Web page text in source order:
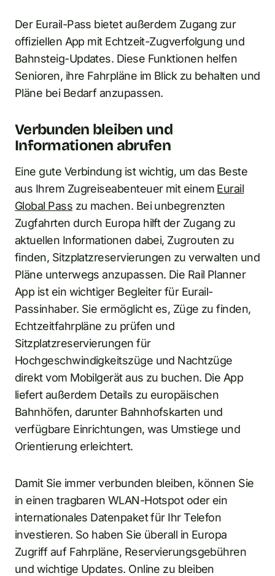
Der Eurail-Pass bietet außerdem Zugang zur
offiziellen App mit Echtzeit-Zugverfolgung und
Bahnsteig-Updates. Diese Funktionen helfen
Senioren, ihre Fahrpläne im Blick zu behalten und
Pläne bei Bedarf anzupassen.
Verbunden bleiben und
Informationen abrufen
Eine gute Verbindung ist wichtig, um das Beste
aus Ihrem Zugreiseabenteuer mit einem Eurail
Global Pass zu machen. Bei unbegrenzten
Zugfahrten durch Europa hilft der Zugang zu
aktuellen Informationen dabei, Zugrouten zu
finden, Sitzplatzreservierungen zu verwalten und
Pläne unterwegs anzupassen. Die Rail Planner
App ist ein wichtiger Begleiter für Eurail-
Passinhaber. Sie ermöglicht es, Züge zu finden,
Echtzeitfahrpläne zu prüfen und
Sitzplatzreservierungen für
Hochgeschwindigkeitszüge und Nachtzüge
direkt vom Mobilgerät aus zu buchen. Die App
liefert außerdem Details zu europäischen
Bahnhöfen, darunter Bahnhofskarten und
verfügbare Einrichtungen, was Umstiege und
Orientierung erleichtert.
Damit Sie immer verbunden bleiben, können Sie
in einen tragbaren WLAN-Hotspot oder ein
internationales Datenpaket für Ihr Telefon
investieren. So haben Sie überall in Europa
Zugriff auf Fahrpläne, Reservierungsgebühren
und wichtige Updates. Online zu bleiben